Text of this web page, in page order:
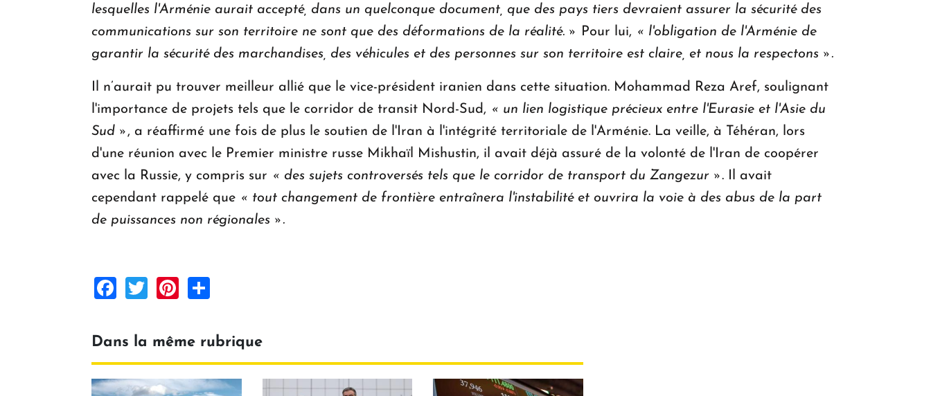
lesquelles l'Arménie aurait accepté, dans un quelconque document, que des pays tiers devraient assurer la sécurité des
communications sur son territoire ne sont que des déformations de la réalité. » Pour lui, « l'obligation de l'Arménie de
garantir la sécurité des marchandises, des véhicules et des personnes sur son territoire est claire, et nous la respectons ».
Il n’aurait pu trouver meilleur allié que le vice-président iranien dans cette situation. Mohammad Reza Aref, soulignant
l'importance de projets tels que le corridor de transit Nord-Sud, « un lien logistique précieux entre l'Eurasie et l'Asie du
Sud », a réaffirmé une fois de plus le soutien de l'Iran à l'intégrité territoriale de l'Arménie. La veille, à Téhéran, lors
d'une réunion avec le Premier ministre russe Mikhaïl Mishustin, il avait déjà assuré de la volonté de l'Iran de coopérer
avec la Russie, y compris sur « des sujets controversés tels que le corridor de transport du Zangezur ». Il avait
cependant rappelé que « tout changement de frontière entraînera l'instabilité et ouvrira la voie à des abus de la part
de puissances non régionales ».
Facebook
TwitterPinterest
Dans la même rubrique